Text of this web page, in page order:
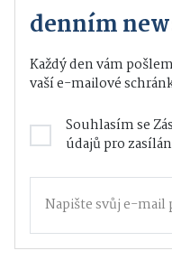
denním
Každý den vám
vaší e-mailové
Souhlasím se
údajůpro